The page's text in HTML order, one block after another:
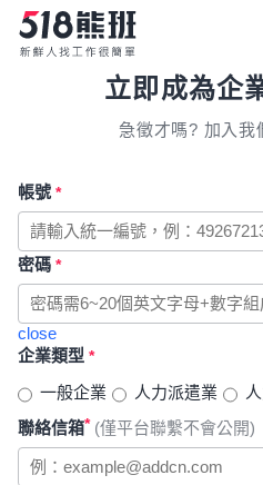
立即成為企
急徵才嗎? 加入我
帳號 *
密碼 *
close
企業類型 *
一般企業 人力派遣業
聯絡信箱* (僅平台聯繫不會公開)